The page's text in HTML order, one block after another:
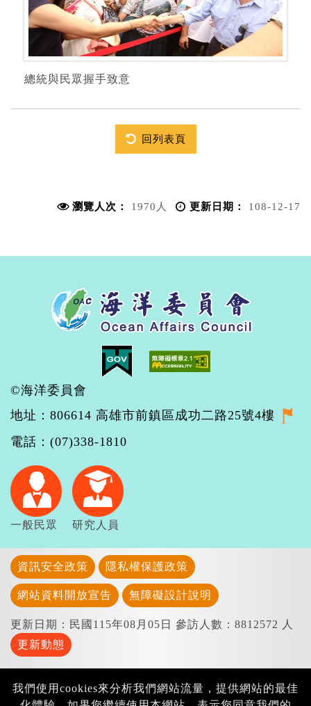
總統與民眾握手致意
回列表頁
瀏覽人次： 1970人 更新日期： 108-12-17
©海洋委員會
地址：806614 高雄市前鎮區成功二路25號4樓
電話：(07)338-1810
一般民眾 研究人員
資訊安全政策 隱私權保護政策
網站資料開放宣告 無障礙設計說明
更新日期：民國115年08月05日 參訪人數：8812572 人
更新動態
我們使用cookies來分析我們網站流量，提供網站的最佳